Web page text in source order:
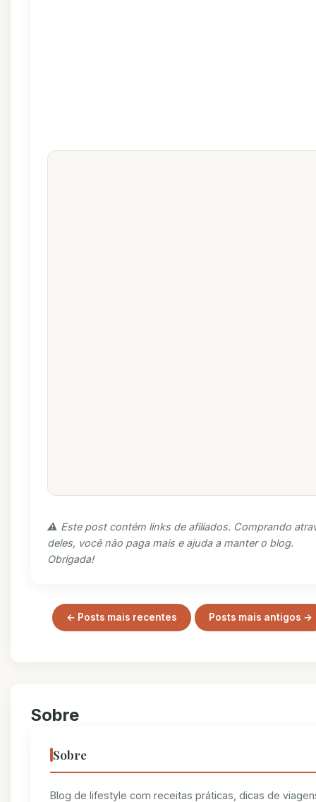
⚠️ Este post contém links de afiliados. Comprando
deles, você não paga mais e ajuda a manter o blog.
Obrigada!
← Posts mais recentes Posts mais antigos →
Sobre
Sobre
Blog de lifestyle com receitas práticas, dicas de